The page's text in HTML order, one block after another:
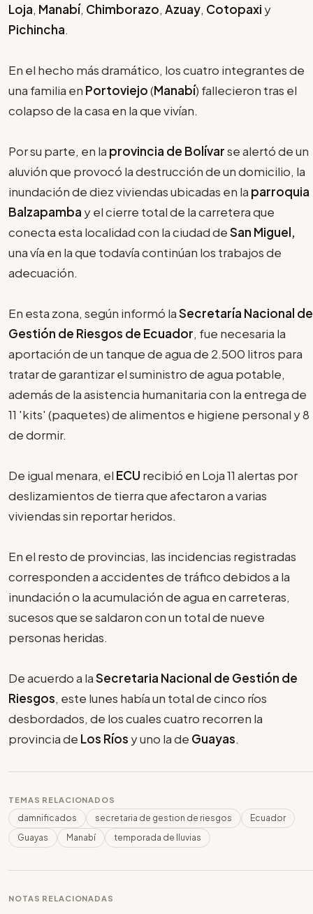
Loja, Manabí, Chimborazo, Azuay, Cotopaxi y
Pichincha.
En el hecho más dramático, los cuatro integrantes de
una familia en Portoviejo(Manabí) fallecieron tras el
colapso de la casa en la que vivían.
Por su parte, en la provincia de Bolívarse alertó de un
aluvión que provocó la destrucción de un domicilio, la
inundación de diez viviendas ubicadas en la parroquia
Balzapamba y el cierre total de la carretera que
conecta esta localidad con la ciudad deSan Miguel,
una vía en la que todavía continúan los trabajos de
adecuación.
En esta zona, según informó laSecretaría Nacional de
Gestión de Riesgos de Ecuador, fue necesaria la
aportación de un tanque de agua de 2.500 litros para
tratar de garantizar el suministro de agua potable,
además de la asistencia humanitaria con la entrega de
11 'kits' (paquetes) de alimentos e higiene personal y 8
de dormir.
De igual menara, el ECU recibió en Loja 11 alertas por
deslizamientos de tierra que afectaron a varias
viviendas sin reportar heridos.
En el resto de provincias, las incidencias registradas
corresponden a accidentes de tráfico debidos a la
inundación o la acumulación de agua en carreteras,
sucesos que se saldaron con un total de nueve
personas heridas.
De acuerdo a laSecretaria Nacional de Gestión de
Riesgos, este lunes había un total de cinco ríos
desbordados, de los cuales cuatro recorren la
provincia de Los Ríos y uno la de Guayas.
TEMAS RELACIONADOS
damnificados secretaria de gestion de riesgos
Ecuador
Guayas
Manabí temporada de lluvias
NOTAS RELACIONADAS